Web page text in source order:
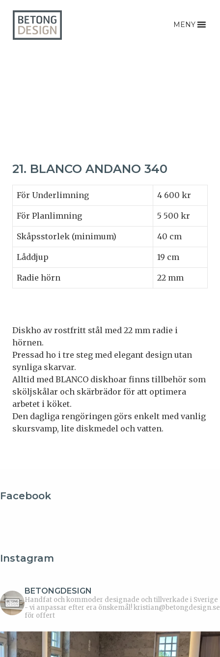
MENY
21. BLANCO ANDANO 340
För Underlimning 4 600 kr
För Planlimning 5 500 kr
Skåpsstorlek (minimum) 40 cm
Låddjup 19 cm
Radie hörn 22 mm
Diskho av rostfritt stål med 22 mm radie i
hörnen.
Pressad ho i tre steg med elegant design utan
synliga skarvar.
Alltid med BLANCO diskhoar finns tillbehör som
sköljskålar och skärbrädor för att optimera
arbetet i köket.
Den dagliga rengöringen görs enkelt med vanlig
skursvamp, lite diskmedel och vatten.
Facebook
Instagram
BETONGDESIGN
Handfat och kommoder designade och tillverkade i Sverige
- vi anpassar efter era önskemål!kristian@betongdesign.se
för offert